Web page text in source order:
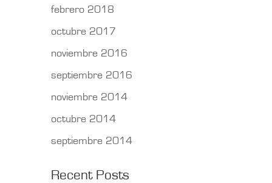
febrero 2018
octubre 2017
noviembre 2016
septiembre 2016
noviembre 2014
octubre 2014
septiembre 2014
Recent Posts